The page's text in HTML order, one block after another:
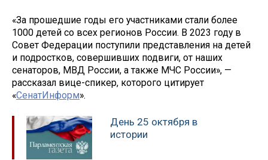
«За прошедшие годы его участниками стали более
1000 детей со всех регионов России. В 2023 году в
Совет Федерации поступили представления на детей
и подростков, совершивших подвиги, от наших
сенаторов, МВД России, а также МЧС России», —
рассказал вице-спикер, которого цитирует
«СенатИнформ».
День 25 октября в
истории